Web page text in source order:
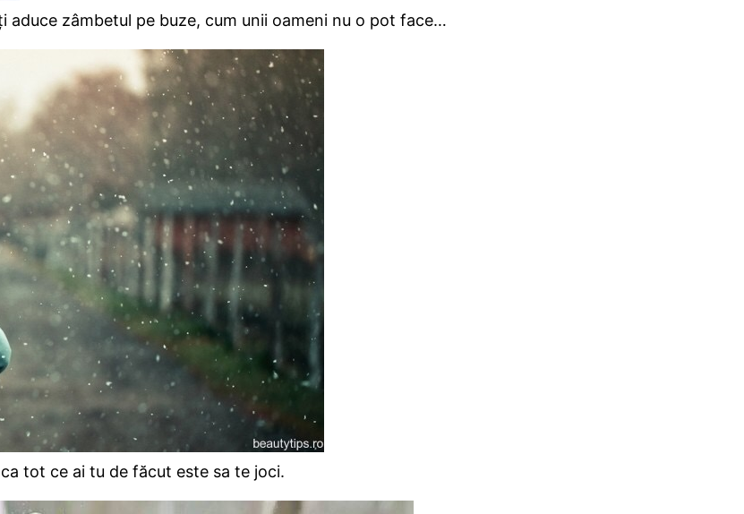
aduce zâmbetul pe buze, cum unii oameni nu o pot face…
tot ce ai tu de făcut este sa te joci.